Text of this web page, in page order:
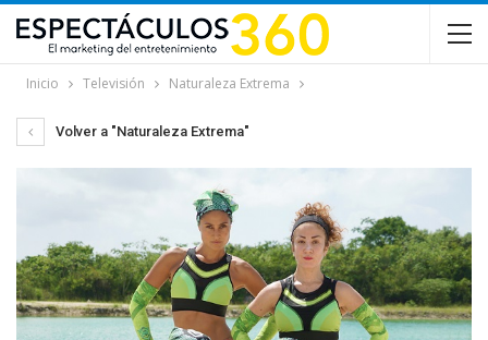
Inicio Televisión Naturaleza Extrema
Volver a "Naturaleza Extrema"